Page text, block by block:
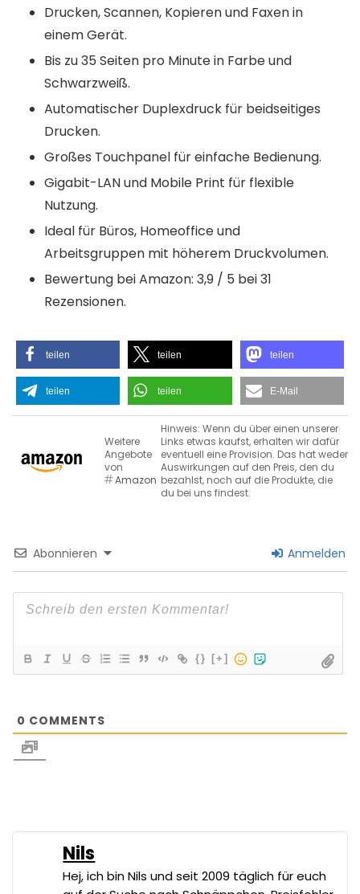
Drucken, Scannen, Kopieren und Faxen in
einem Gerät.
Bis zu 35 Seiten pro Minute in Farbe und
Schwarzweiß.
Automatischer Duplexdruck für beidseitiges
Drucken.
Großes Touchpanel für einfache Bedienung.
Gigabit-LAN und Mobile Print für flexible
Nutzung.
Ideal für Büros, Homeoffice und
Arbeitsgruppen mit höherem Druckvolumen.
Bewertung bei Amazon: 3,9 / 5 bei 31
Rezensionen.
teilen teilen teilen
teilen teilen E-Mail
Weitere
Angebote
von
Amazon
Hinweis: Wenn du über einen unserer
Links etwas kaufst, erhalten wir dafür
eventuell eine Provision. Das hat weder
Auswirkungen auf den Preis, den du
bezahlst, noch auf die Produkte, die
du bei uns findest.
Abonnieren Anmelden
{} [+]
0 COMMENTS
Nils
Hej, ich bin Nils und seit 2009 täglich für euch